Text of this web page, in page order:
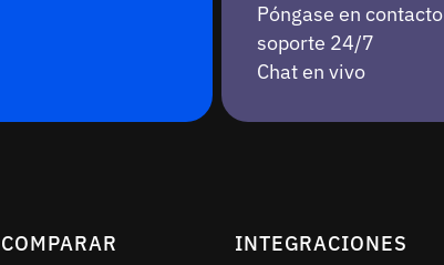
Póngase en contacto
soporte 24/7
Chat en vivo
COMPARAR INTEGRACIONES